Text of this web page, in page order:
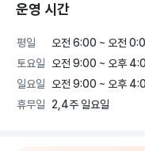
스마트짐 2호점 노들역점은
최고의시설 최고의 강사들과
스마트짐은 바른자세 바른움
운영 시간
평일
오전 6:00 ~ 오전
토요일
오전 9:00 ~ 오후
일요일
오전 9:00 ~ 오후
휴무일
2,4주 일요일